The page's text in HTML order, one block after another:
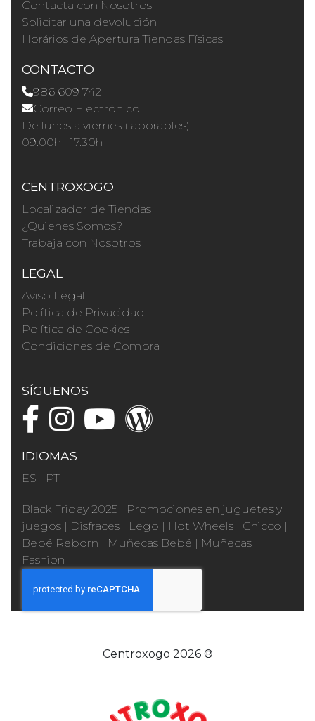
Contacta con Nosotros
Solicitar una devolución
Horários de Apertura Tiendas Físicas
CONTACTO
986 609 742
Correo Electrónico
De lunes a viernes (laborables)
09.00h · 17.30h
CENTROXOGO
Localizador de Tiendas
¿Quienes Somos?
Trabaja con Nosotros
LEGAL
Aviso Legal
Política de Privacidad
Política de Cookies
Condiciones de Compra
SÍGUENOS
IDIOMAS
ES | PT
Black Friday 2025 | Promociones en juguetes y
juegos | Disfraces | Lego | Hot Wheels | Chicco |
Bebé Reborn | Muñecas Bebé | Muñecas
Fashion
Centroxogo 2026 ®